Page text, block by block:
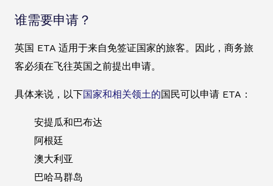
谁需要申请？
英国 ETA 适用于来自免签证国家的旅客。因此，商务旅
客必须在飞往英国之前提出申请。
具体来说，以下国家和相关领土的国民可以申请 ETA：
安提瓜和巴布达
阿根廷
澳大利亚
巴哈马群岛